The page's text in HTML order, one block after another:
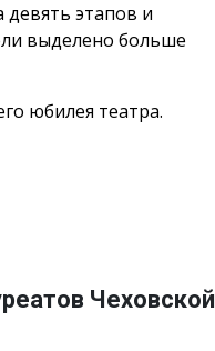
этапов и
выделено больше
юбилея театра.
Чеховской